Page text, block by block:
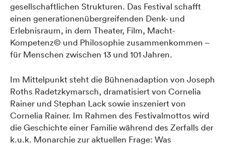
gesellschaftlichen Strukturen. Das Festival schafft
einen generationenübergreifenden Denk- und
Erlebnisraum, in dem Theater, Film, Macht-
Kompetenz© und Philosophie zusammenkommen –
für Menschen zwischen 13 und 101 Jahren.
Im Mittelpunkt steht die Bühnenadaption von Joseph
Roths Radetzkymarsch, dramatisiert von Cornelia
Rainer und Stephan Lack sowie inszeniert von
Cornelia Rainer. Im Rahmen des Festivalmottos wird
die Geschichte einer Familie während des Zerfalls der
k.u.k. Monarchie zur aktuellen Frage: Was